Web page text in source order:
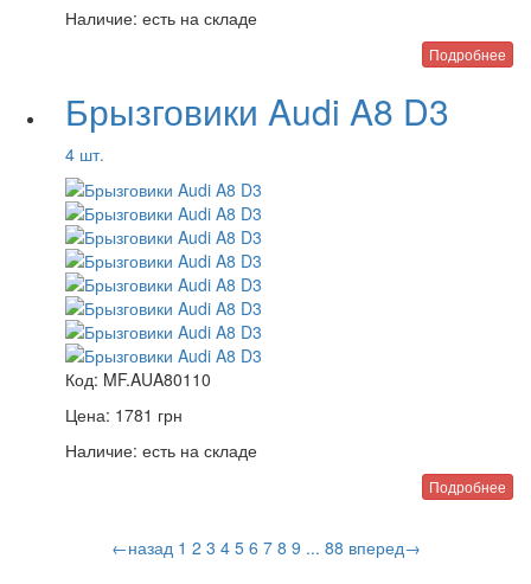
Наличие: есть на складе
Подробнее
Брызговики Audi A8 D3
4 шт.
Код: MF.AUA80110
Цена: 1781 грн
Наличие: есть на складе
Подробнее
←назад 1 2 3 4 5 6 7 8 9 ... 88 вперед→